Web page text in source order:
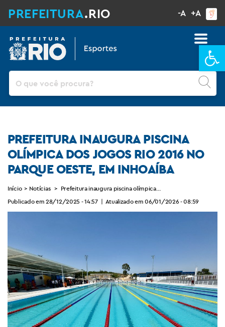
PREFEITURA.RIO -A +A
PREFEITURA INAUGURA PISCINA
OLÍMPICA DOS JOGOS RIO 2016 NO
PARQUE OESTE, EM INHOAÍBA
Início > Notícias > Prefeitura inaugura piscina olímpica dos Jogos Rio 2016 no
Publicado em 28/12/2025 - 14:57 | Atualizado em 06/01/2026 - 08:59